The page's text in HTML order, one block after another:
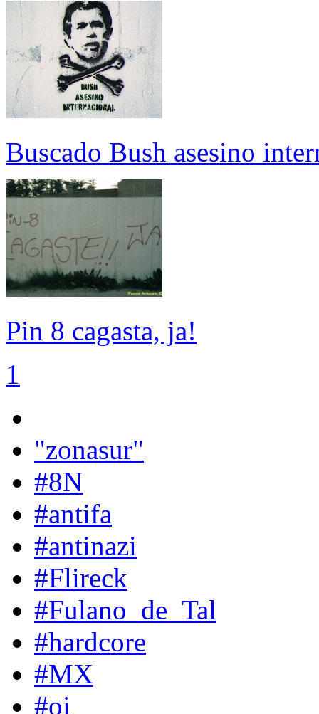
Buscado Bush asesino
Pin 8 cagasta, ja!
1
"zonasur"
#8N
#antifa
#antinazi
#Flireck
#Fulano_de_Tal
#hardcore
#MX
#oi